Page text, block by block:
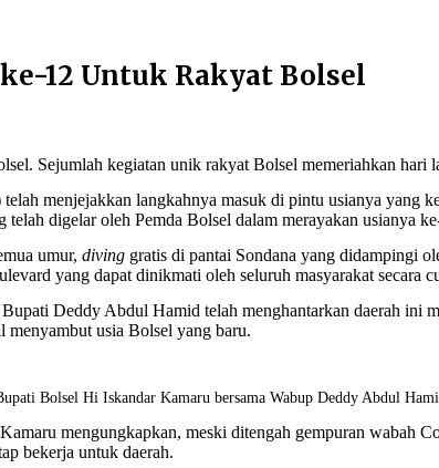
12 Untuk Rakyat Bolsel
Sejumlah kegiatan unik rakyat Bolsel memeriahkan hari
menjejakkan langkahnya masuk di pintu usianya yang
telah digelar oleh Pemda Bolsel dalam merayakan usianya
umur, diving gratis di pantai Sondana yang didampingi
yang dapat dinikmati oleh seluruh masyarakat secara
Deddy Abdul Hamid telah menghantarkan daerah ini
menyambut usia Bolsel yang baru.
Bolsel Hi Iskandar Kamaru bersama Wabup Deddy Abdul
mengungkapkan, meski ditengah gempuran wabah
bekerja untuk daerah.